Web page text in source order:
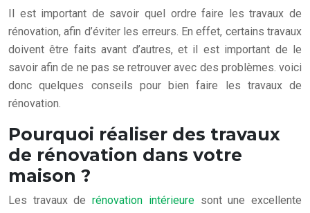
Il est important de savoir quel ordre faire les travaux de
rénovation, afin d’éviter les erreurs. En effet, certains travaux
doivent être faits avant d’autres, et il est important de le
savoir afin de ne pas se retrouver avec des problèmes. voici
donc quelques conseils pour bien faire les travaux de
rénovation.
Pourquoi réaliser des travaux
de rénovation dans votre
maison ?
Les travaux derénovation intérieuresont une excellente